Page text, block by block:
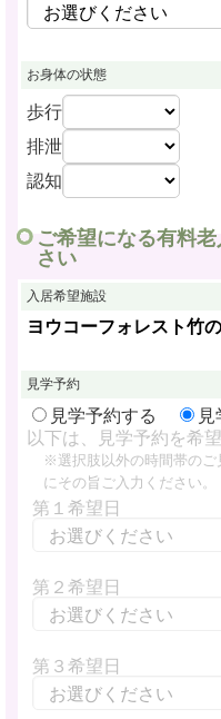
お身体の状態
歩行
排泄
認知
ご希望になる有料
さい
入居希望施設
ヨウコーフォレスト竹
見学予約
見学予約する
以下は、見学予約を希
※選択肢以外の時間帯のご
にその旨ご入力ください。
第１希望日
第２希望日
第３希望日